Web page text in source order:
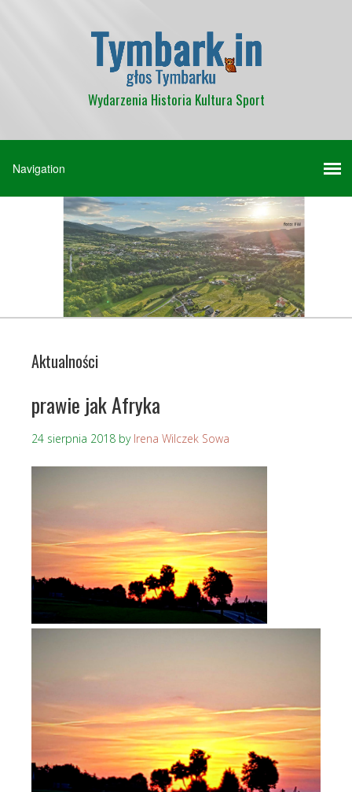
Wydarzenia Historia Kultura Sport
Aktualności
prawie jak Afryka
24 sierpnia 2018 by Irena Wilczek Sowa